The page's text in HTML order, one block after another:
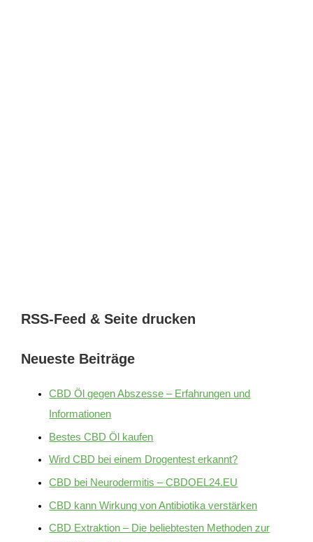
RSS-Feed & Seite drucken
Neueste Beiträge
CBD Öl gegen Abszesse – Erfahrungen und
Informationen
Bestes CBD Öl kaufen
Wird CBD bei einem Drogentest erkannt?
CBD bei Neurodermitis – CBDOEL24.EU
CBD kann Wirkung von Antibiotika verstärken
CBD Extraktion – Die beliebtesten Methoden zur